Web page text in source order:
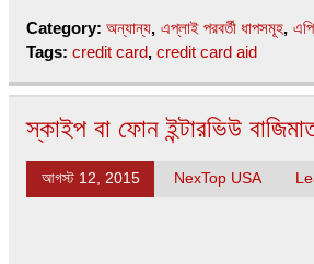
Category:অন্যান্য, এপ্লাই পরবর্তী ধাপসমূহ,
Tags: credit card, credit card aid
স্কাইপ বা ফোন ইন্টারভিউ
আগস্ট 12, 2015 NexTop USA